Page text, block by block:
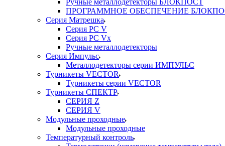
Ручные металлодетекторы БЛОКПОСТ
ПРОГРАММНОЕ ОБЕСПЕЧЕНИЕ
Серия Матрешка
Серия PC V
Серия PC Vx
Ручные металлодетекторы
Серия Импульс
Металлодетекторы серии ИМПУЛЬС
Турникеты VECTOR
Турникеты серии VECTOR
Турникеты СПЕКТР
СЕРИЯ Z
СЕРИЯ V
Модульные проходные
Модульные проходные
Температурный контроль